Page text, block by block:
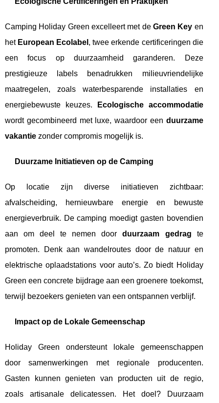
Camping Holiday Green excelleert met de Green Key en
het European Ecolabel , twee erkende certificeringen die
een focus op duurzaamheid garanderen. Deze
prestigieuze labels benadrukken milieuvriendelijke
maatregelen, zoals waterbesparende installaties en
energiebewuste keuzes.
Ecologische accommodatie
wordt gecombineerd met luxe, waardoor een duurzame
vakantie zonder compromis mogelijk is.
Duurzame Initiatieven op de Camping
Op locatie zijn diverse initiatieven zichtbaar:
afvalscheiding, hernieuwbare energie en bewuste
energieverbruik. De camping moedigt gasten bovendien
aan om deel te nemen doorduurzaam gedrag te
promoten. Denk aan wandelroutes door de natuur en
elektrische oplaadstations voor auto’s. Zo biedt Holiday
Green een concrete bijdrage aan een groenere toekomst,
terwijl bezoekers genieten van een ontspannen verblijf.
Impact op de Lokale Gemeenschap
Holiday Green ondersteunt lokale gemeenschappen
door samenwerkingen met regionale producenten.
Gasten kunnen genieten van producten uit de regio,
zoals artisanale delicatessen. Het doel? Duurzaam